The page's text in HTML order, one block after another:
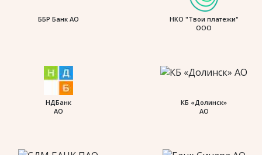
ББР Банк АО
НКО "Твои платежи"
ООО
НДБанк
АО
КБ «Долинск»
АО